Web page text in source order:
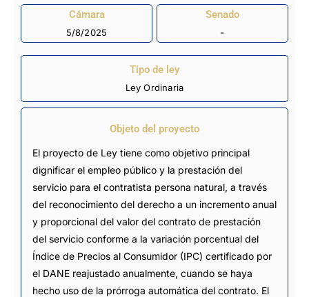
Cámara
5/8/2025
Senado
-
Tipo de ley
Ley Ordinaria
Objeto del proyecto
El proyecto de Ley tiene como objetivo principal
dignificar el empleo público y la prestación del
servicio para el contratista persona natural, a través
del reconocimiento del derecho a un incremento anual
y proporcional del valor del contrato de prestación
del servicio conforme a la variación porcentual del
Índice de Precios al Consumidor (IPC) certificado por
el DANE reajustado anualmente, cuando se haya
hecho uso de la prórroga automática del contrato. El